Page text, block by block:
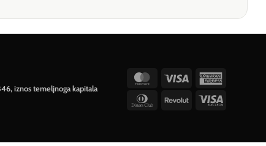
iznos temeljnoga kapitala
MasterCard
Visa
DinnersRevolutVisa